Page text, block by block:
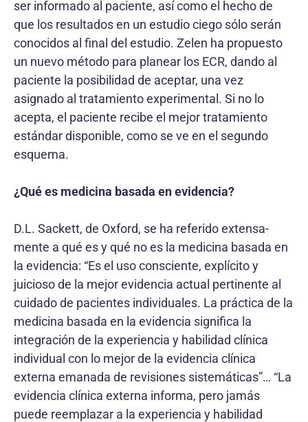
ser informado al paciente, así como el hecho de
que los resultados en un estudio ciego sólo serán
conocidos al final del estudio. Zelen ha propuesto
un nuevo método para planear los ECR, dando al
paciente la posibilidad de aceptar, una vez
asignado al tratamiento experimental. Si no lo
acepta, el paciente recibe el mejor tratamiento
estándar disponible, como se ve en el segundo
esquema.
¿Qué es medicina basada en evidencia?
D.L. Sackett, de Oxford, se ha referido extensa-
mente a qué es y qué no es la medicina basada en
la evidencia: “Es el uso consciente, explícito y
juicioso de la mejor evidencia actual pertinente al
cuidado de pacientes individuales. La práctica de la
medicina basada en la evidencia significa la
integración de la experiencia y habilidad clínica
individual con lo mejor de la evidencia clínica
externa emanada de revisiones sistemáticas”… “La
evidencia clínica externa informa, pero jamás
puede reemplazar a la experiencia y habilidad